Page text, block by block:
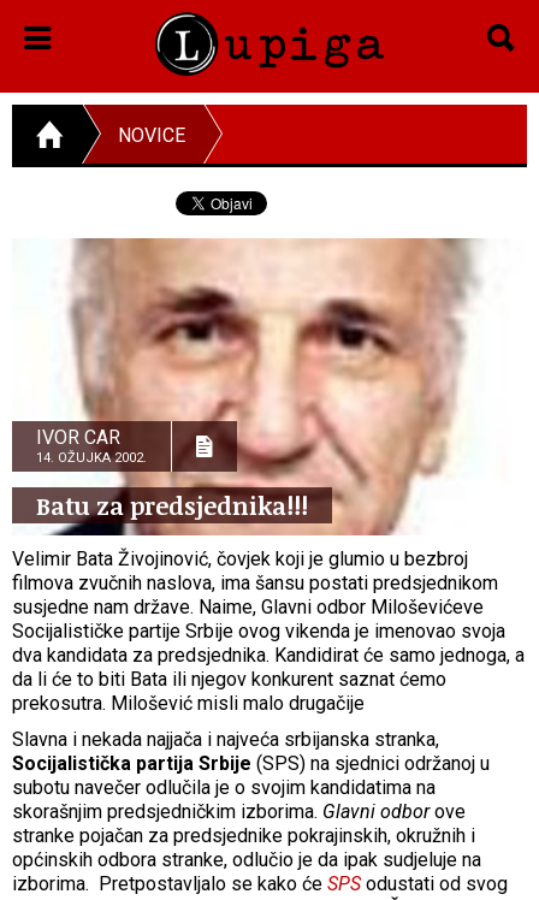
NOVICE
IVOR CAR
14. OŽUJKA 2002.
Batu za predsjednika!!!
Velimir Bata Živojinović, čovjek koji je glumio u bezbroj
filmova zvučnih naslova, ima šansu postati predsjednikom
susjedne nam države. Naime, Glavni odbor Miloševićeve
Socijalističke partije Srbije ovog vikenda je imenovao svoja
dva kandidata za predsjednika. Kandidirat će samo jednoga, a
da li će to biti Bata ili njegov konkurent saznat ćemo
prekosutra. Milošević misli malo drugačije
Slavna i nekada najjača i najveća srbijanska stranka,
Socijalistička partija Srbije (SPS) na sjednici održanoj u
subotu navečer odlučila je o svojim kandidatima na
skorašnjim predsjedničkim izborima. Glavni odborove
stranke pojačan za predsjednike pokrajinskih, okružnih i
općinskih odbora stranke, odlučio je da ipak sudjeluje na
izborima. Pretpostavljalo se kako će SPSodustati od svog